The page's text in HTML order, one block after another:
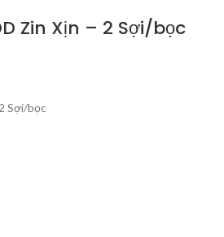
Zin Xịn – 2 Sợi/bọc
Sợi/bọc